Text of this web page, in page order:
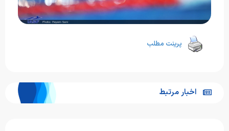
پرینت مطلب
اخبار مرتبط